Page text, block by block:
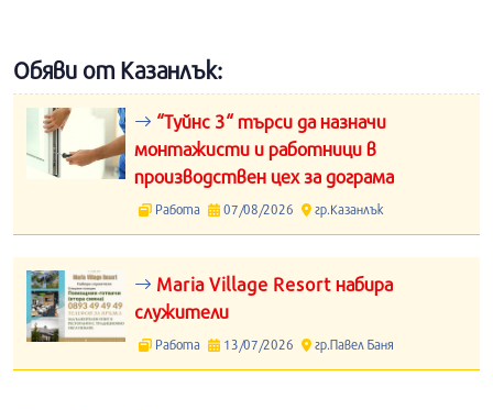
Обяви от Казанлък:
“Туйнс 3“ търси да назначи
монтажисти и работници в
производствен цех за дограма
Работа 07/08/2026 гр.Казанлък
Maria Village Resort набира
служители
Работа 13/07/2026 гр.Павел Баня